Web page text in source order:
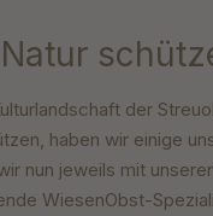
der
haben wir einige
nun jeweils mit
WiesenObst-